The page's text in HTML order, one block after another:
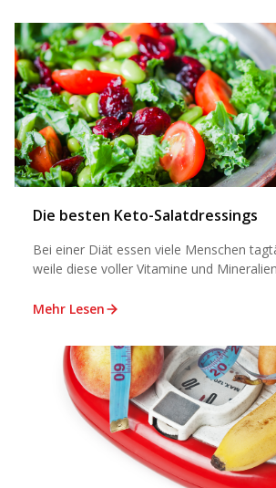
Die besten Keto-Salatdressings
Bei einer Diät essen viele Menschen
weile diese voller Vitamine und
Mehr Lesen